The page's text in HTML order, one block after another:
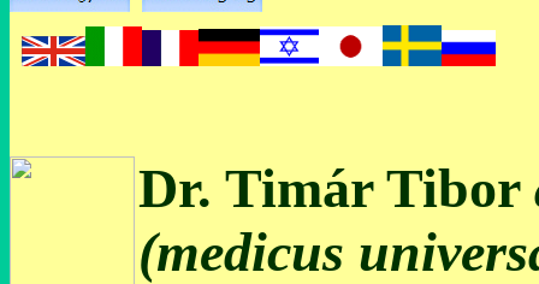
Dr. Timár Tibor
(medicus